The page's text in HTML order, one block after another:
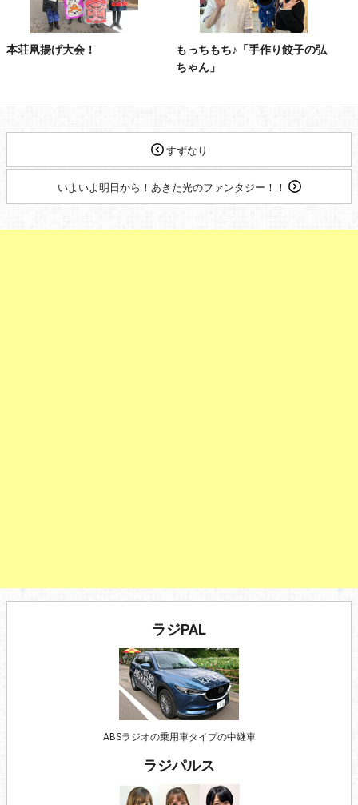
本荘凧揚げ大会！
もっちもち♪「手作り餃子の弘
ちゃん」
すずなり
いよいよ明日から！あきた光のファンタジー！！
ラジPAL
ABSラジオの乗用車タイプの中継車
ラジパルス